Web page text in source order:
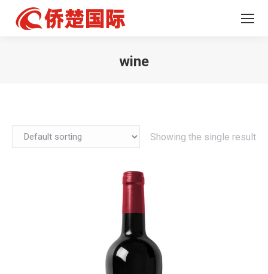
wine
Showing the single result